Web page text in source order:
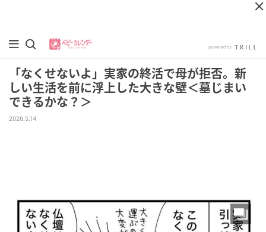
「なくせないよ」実家の終活で母が拒否。新
しい生活を前に浮上した大きな壁＜墓じまい
できるかな？＞
2026.5.14